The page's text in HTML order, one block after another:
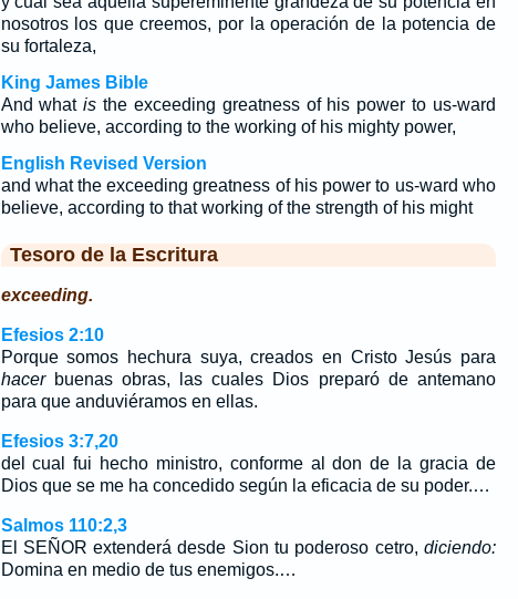
nosotros los que creemos, por la operación de la potencia de
su fortaleza,
King James Bible
And whatis the exceeding greatness of his power to us-ward
who believe, according to the working of his mighty power,
English Revised Version
and what the exceeding greatness of his power to us-ward who
believe, according to that working of the strength of his might
Tesoro de la Escritura
exceeding.
Efesios 2:10
Porque somos hechura suya, creados en Cristo Jesús para
hacerbuenas obras, las cuales Dios preparó de antemano
para que anduviéramos en ellas.
Efesios 3:7,20
del cual fui hecho ministro, conforme al don de la gracia de
Dios que se me ha concedido según la eficacia de su poder.…
Salmos 110:2,3
El SEÑOR extenderá desde Sion tu poderoso cetro, diciendo:
Domina en medio de tus enemigos.…